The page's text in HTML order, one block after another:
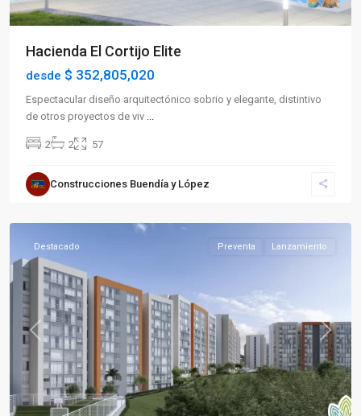
Hacienda El Cortijo Elite
desde $ 352,805,020
Espectacular diseño arquitectónico sobrio y elegante, distintivo
de otros proyectos de viv ...
2 2 57
Construcciones Buendía y López
Sector
Sur,
Previous Next
Destacado Preventa Lanzamiento